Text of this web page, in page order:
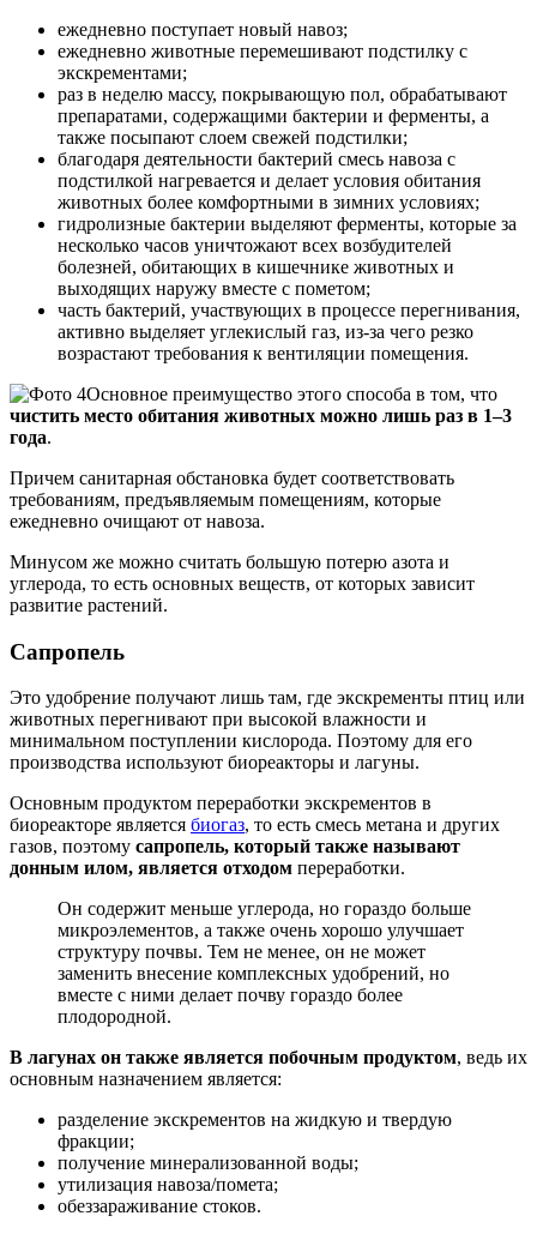
ежедневно поступает новый навоз;
ежедневно животные перемешивают подстилку с
экскрементами;
раз в неделю массу, покрывающую пол, обрабатывают
препаратами, содержащими бактерии и ферменты, а
также посыпают слоем свежей подстилки;
благодаря деятельности бактерий смесь навоза с
подстилкой нагревается и делает условия обитания
животных более комфортными в зимних условиях;
гидролизные бактерии выделяют ферменты, которые за
несколько часов уничтожают всех возбудителей
болезней, обитающих в кишечнике животных и
выходящих наружу вместе с пометом;
часть бактерий, участвующих в процессе перегнивания,
активно выделяет углекислый газ, из-за чего резко
возрастают требования к вентиляции помещения.
Основное преимущество этого способа в том, что
чистить место обитания животных можно лишь раз в 1–3
года.
Причем санитарная обстановка будет соответствовать
требованиям, предъявляемым помещениям, которые
ежедневно очищают от навоза.
Минусом же можно считать большую потерю азота и
углерода, то есть основных веществ, от которых зависит
развитие растений.
Сапропель
Это удобрение получают лишь там, где экскременты птиц или
животных перегнивают при высокой влажности и
минимальном поступлении кислорода. Поэтому для его
производства используют биореакторы и лагуны.
Основным продуктом переработки экскрементов в
биореакторе является биогаз, то есть смесь метана и других
газов, поэтому сапропель, который также называют
донным илом, является отходом переработки.
Он содержит меньше углерода, но гораздо больше
микроэлементов, а также очень хорошо улучшает
структуру почвы. Тем не менее, он не может
заменить внесение комплексных удобрений, но
вместе с ними делает почву гораздо более
плодородной.
В лагунах он также является побочным продуктом, ведь их
основным назначением является:
разделение экскрементов на жидкую и твердую
фракции;
получение минерализованной воды;
утилизация навоза/помета;
обеззараживание стоков.